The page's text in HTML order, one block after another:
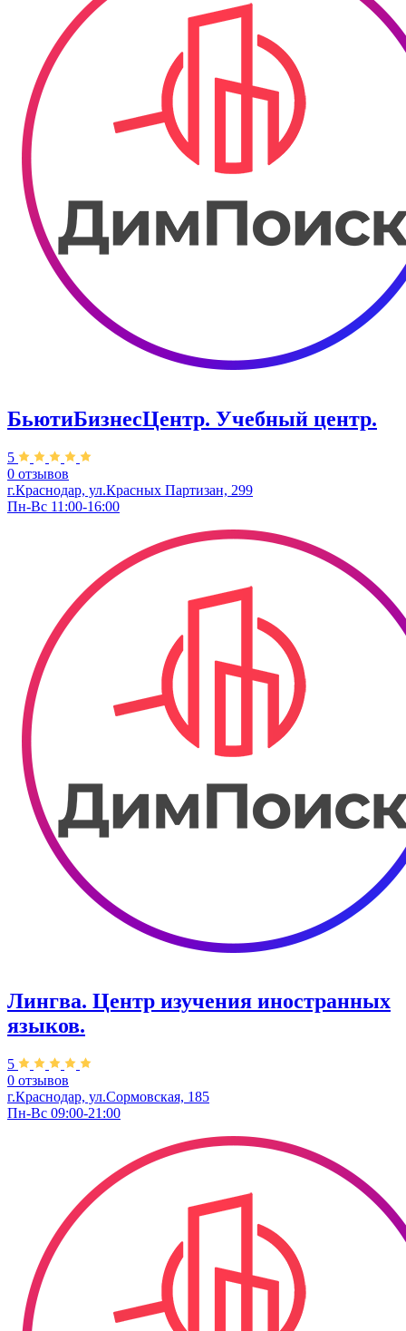
БьютиБизнесЦентр. Учебный центр.
5
0 отзывов
г.Краснодар, ул.​Красных Партизан, 299
Пн-Вс 11:00-16:00
Лингва. Центр изучения иностранных
языков.
5
0 отзывов
г.Краснодар, ул.Сормовская, 185
Пн-Вс 09:00-21:00